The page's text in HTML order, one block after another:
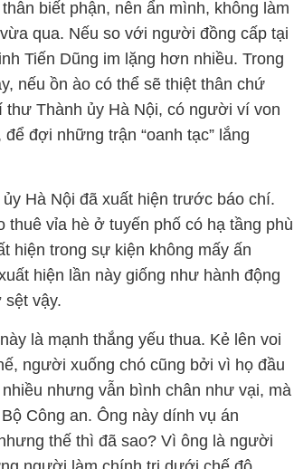
biết phận, nên ẩn mình, không làm
qua. Nếu so với người đồng cấp tại
Tiến Dũng im lặng hơn nhiều. Trong
nếu ồn ào có thể sẽ thiệt thân chứ
thư Thành ủy Hà Nội, có người ví von
đợi những trận “oanh tạc” lắng
Hà Nội đã xuất hiện trước báo chí.
thuê vỉa hè ở tuyến phố có hạ tầng phù
hiện trong sự kiện không mấy ấn
hiện lần này giống như hành động
sệt vậy.
là mạnh thắng yếu thua. Kẻ lên voi
người xuống chó cũng bởi vì họ đầu
nhưng vẫn bình chân như vại, mà
Công an. Ông này dính vụ án
thế thì đã sao? Vì ông là người